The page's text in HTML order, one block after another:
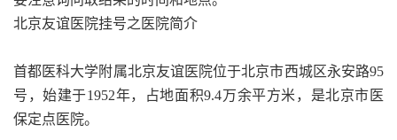
北京友谊医院挂号之医院简介
首都医科大学附属北京友谊医院位于北京市西城区永安路95
号，始建于1952年，占地面积9.4万余平方米，是北京市医
保定点医院。